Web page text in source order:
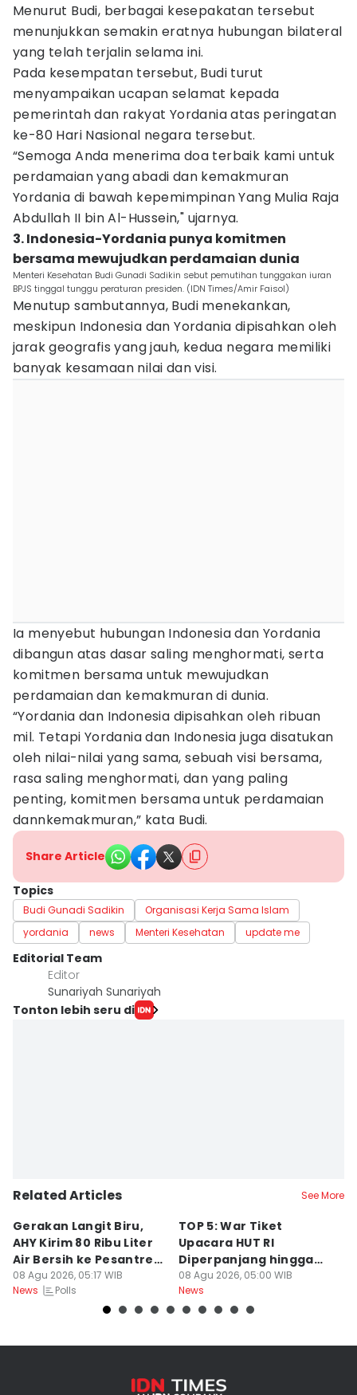
Menurut Budi, berbagai kesepakatan tersebut
menunjukkan semakin eratnya hubungan bilateral
yang telah terjalin selama ini.
Pada kesempatan tersebut, Budi turut
menyampaikan ucapan selamat kepada
pemerintah dan rakyat Yordania atas peringatan
ke-80 Hari Nasional negara tersebut.
“Semoga Anda menerima doa terbaik kami untuk
perdamaian yang abadi dan kemakmuran
Yordania di bawah kepemimpinan Yang Mulia Raja
Abdullah II bin Al-Hussein," ujarnya.
3. Indonesia-Yordania punya komitmen
bersama mewujudkan perdamaian dunia
Menteri Kesehatan Budi Gunadi Sadikin sebut pemutihan tunggakan iuran
BPJS tinggal tunggu peraturan presiden. (IDN Times/Amir Faisol)
Menutup sambutannya, Budi menekankan,
meskipun Indonesia dan Yordania dipisahkan oleh
jarak geografis yang jauh, kedua negara memiliki
banyak kesamaan nilai dan visi.
Ia menyebut hubungan Indonesia dan Yordania
dibangun atas dasar saling menghormati, serta
komitmen bersama untuk mewujudkan
perdamaian dan kemakmuran di dunia.
“Yordania dan Indonesia dipisahkan oleh ribuan
mil. Tetapi Yordania dan Indonesia juga disatukan
oleh nilai-nilai yang sama, sebuah visi bersama,
rasa saling menghormati, dan yang paling
penting, komitmen bersama untuk perdamaian
dannkemakmuran,” kata Budi.
Share Article
Topics
Budi Gunadi Sadikin
Organisasi Kerja Sama Islam
yordania
news Menteri Kesehatan update me
Editorial Team
Editor
Sunariyah Sunariyah
Tonton lebih seru di
Related Articles See More
Gerakan Langit Biru,
AHY Kirim 80 Ribu Liter
Air Bersih ke Pesantren
Madura
08 Agu 2026, 05:17 WIB
News
Polls
TOP 5: War Tiket
Upacara HUT RI
Diperpanjang hingga
Prabowo Evaluasi Bahlil
08 Agu 2026, 05:00 WIB
News